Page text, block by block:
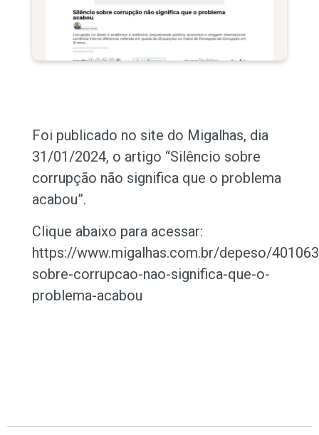
Foi publicado no site do Migalhas, dia
31/01/2024, o artigo “Silêncio sobre
corrupção não significa que o problema
acabou”.
Clique abaixo para acessar:
https://www.migalhas.com.br/depeso/
sobre-corrupcao-nao-significa-que-o-
problema-acabou